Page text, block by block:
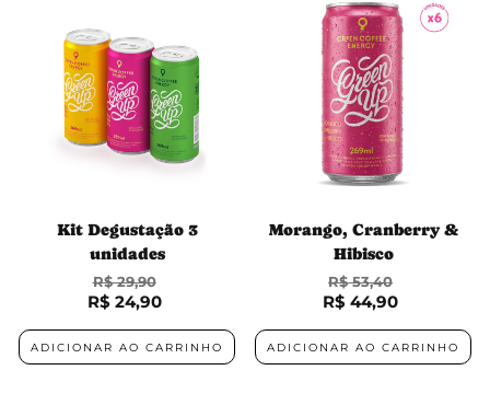
Kit Degustação 3
unidades
R$ 24,90
Preço promocional
Preço normal
R$ 29,90
ADICIONAR AO CARRINHO
Morango, Cranberry &
Hibisco
R$ 44,90
Preço promocional
Preço normal
R$ 53,40
ADICIONAR AO CARRINHO